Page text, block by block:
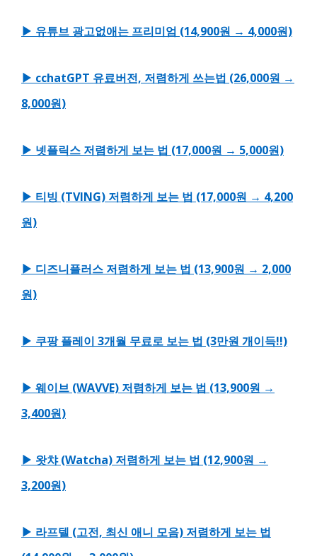
▶ 유튜브 광고없애는 프리미엄 (14,900원 → 4,000원)
▶ cchatGPT 유료버전, 저렴하게 쓰는법 (26,000원 →
8,000원)
▶ 넷플릭스 저렴하게 보는 법 (17,000원 → 5,000원)
▶ 티빙 (TVING) 저렴하게 보는 법 (17,000원 → 4,200
원)
▶ 디즈니플러스 저렴하게 보는 법 (13,900원 → 2,000
원)
▶ 쿠팡 플레이 3개월 무료로 보는 법 (3만원 개이득!!)
▶ 웨이브 (WAVVE) 저렴하게 보는 법 (13,900원 →
3,400원)
▶ 왓챠 (Watcha) 저렴하게 보는 법 (12,900원 →
3,200원)
▶ 라프텔 (고전, 최신 애니 모음) 저렴하게 보는 법